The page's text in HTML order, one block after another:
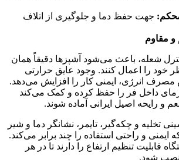
جهت حفظ دما و جلوگیری از اتلاف
و مقاوم
شعله، باعث می‌شود آشپزها دقیقاً همان
خود را اعمال کنند. وجود عایق حرارتی
انرژی، ایمنی کار را افزایش می‌دهد.
داخل فر را حفظ کرده و کمک می‌کند
و رایحه اصیل ایرانی آماده شوند.
تخلیه و چکه‌گیر، تایمر، نشانگر دما و شیر
ایمنی و راحتی استفاده را چند برابر می‌کند.
قابلیت تنظیم ارتفاع را دارند تا در هر
نصب شود.